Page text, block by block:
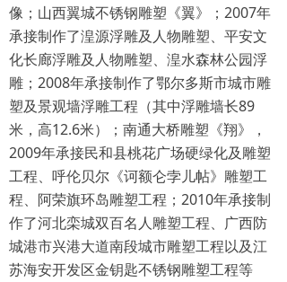
像；山西翼城不锈钢雕塑《翼》；2007年
承接制作了湟源浮雕及人物雕塑、平安文
化长廊浮雕及人物雕塑、湟水森林公园浮
雕；2008年承接制作了鄂尔多斯市城市雕
塑及景观墙浮雕工程（其中浮雕墙长89
米，高12.6米）；南通大桥雕塑《翔》，
2009年承接民和县桃花广场硬绿化及雕塑
工程、呼伦贝尔《诃额仑孛儿帖》雕塑工
程、阿荣旗环岛雕塑工程；2010年承接制
作了河北栾城双百名人雕塑工程、广西防
城港市兴港大道南段城市雕塑工程以及江
苏海安开发区金钥匙不锈钢雕塑工程等